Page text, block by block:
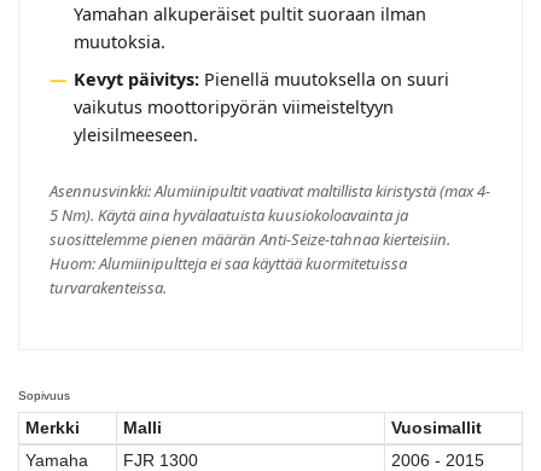
Yamahan alkuperäiset pultit suoraan ilman
muutoksia.
Kevyt päivitys: Pienellä muutoksella on suuri
vaikutus moottoripyörän viimeisteltyyn
yleisilmeeseen.
Asennusvinkki: Alumiinipultit vaativat maltillista kiristystä (max 4-
5 Nm). Käytä aina hyvälaatuista kuusiokoloavainta ja
suosittelemme pienen määrän Anti-Seize-tahnaa kierteisiin.
Huom: Alumiinipultteja ei saa käyttää kuormitetuissa
turvarakenteissa.
Sopivuus
Merkki Malli
Vuosimallit
Yamaha
FJR 1300
2006 - 2015